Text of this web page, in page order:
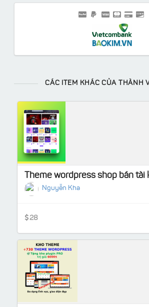
CÁC ITEM KHÁC CỦA THÀNH
Theme wordpress shop bán tài
Nguyễn Kha
28